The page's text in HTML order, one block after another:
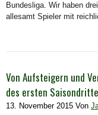
Bundesliga. Wir haben
allesamt Spieler mit
Von Aufsteigern und
des ersten
13. November 2015 Von